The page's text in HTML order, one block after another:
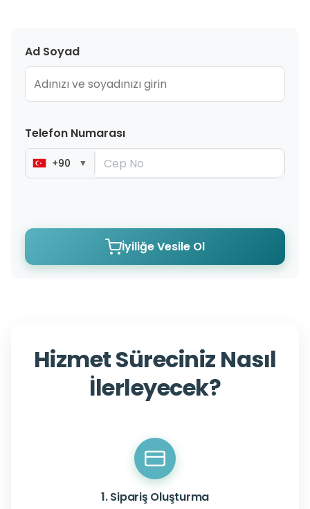
Ad Soyad
Telefon Numarası
+90 ▼
İyiliğe Vesile Ol
Hizmet Süreciniz Nasıl
İlerleyecek?
1. Sipariş Oluşturma